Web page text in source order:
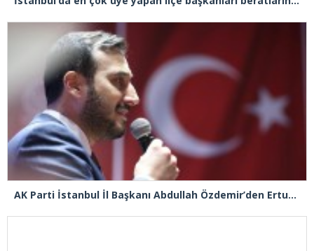
AK Parti İstanbul İl Başkanı Abdullah Özdemir’den Ertuğrul Özkök’e “Franco” tepkisi